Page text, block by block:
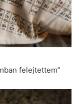
felejtettem”